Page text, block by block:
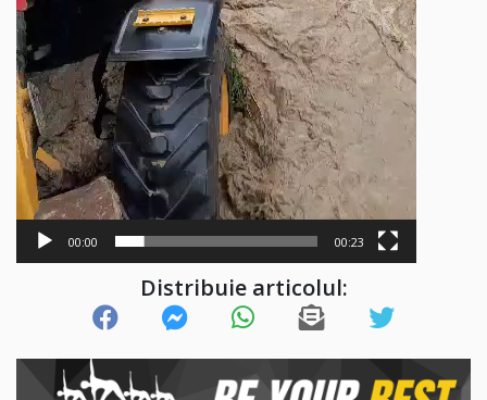
00:00 00:23
Distribuie articolul: